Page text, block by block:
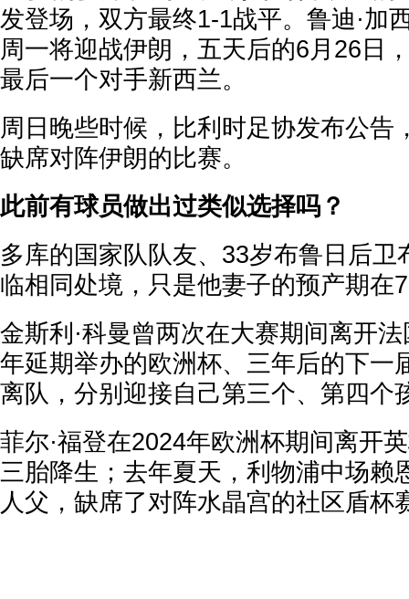
发登场，双方最终1-1战平。鲁迪·加
周一将迎战伊朗，五天后的6月26日
最后一个对手新西兰。
周日晚些时候，比利时足协发布公告
缺席对阵伊朗的比赛。
此前有球员做出过类似选择吗？
多库的国家队队友、33岁布鲁日后卫
临相同处境，只是他妻子的预产期在
金斯利·科曼曾两次在大赛期间离开
年延期举办的欧洲杯、三年后的下一
离队，分别迎接自己第三个、第四个
菲尔·福登在2024年欧洲杯期间离开
三胎降生；去年夏天，利物浦中场赖
人父，缺席了对阵水晶宫的社区盾杯